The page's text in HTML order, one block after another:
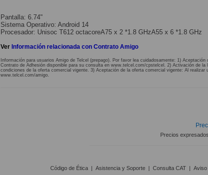
Pantalla: 6.74"
Sistema Operativo: Android 14
Procesador: Unisoc T612 octacoreA75 x 2 *1.8 GHzA55 x 6 *1.8 GHz
Ver Información relacionada con Contrato Amigo
Información para usuarios Amigo de Telcel (prepago). Por favor lea cuidadosamente: 1)
Contrato de Adhesión disponible para su consulta en www.telcel.com/cpstelcel. 2) Activación de
condiciones de la oferta comercial vigente. 3) Aceptación de la oferta comercial vigente: Al
www.telcel.com/amigo.
Precios
Código de Ética | Asistencia y Soporte | Consulta CAT | Aviso